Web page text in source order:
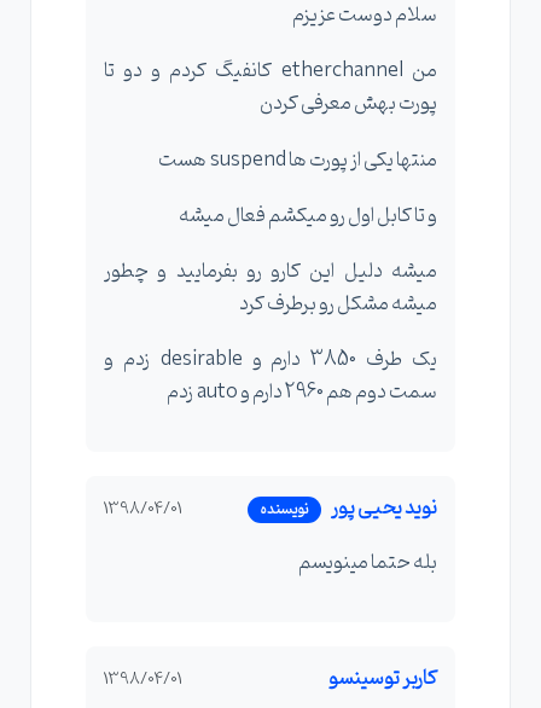
سلام دوست عزیزم
من etherchannel کانفیگ کردم و دو تا
پورت بهش معرفی کردن
منتها یکی از پورت ها suspend هست
و تا کابل اول رو میکشم فعال میشه
میشه دلیل این کارو رو بفرمایید و چطور
میشه مشکل رو برطرف کرد
یک طرف 3850 دارم و desirable زدم و
سمت دوم هم 2960 دارم و auto زدم
نوید یحیی پور نویسنده 1398/04/01
بله حتما مینویسم
کاربر توسینسو 1398/04/01